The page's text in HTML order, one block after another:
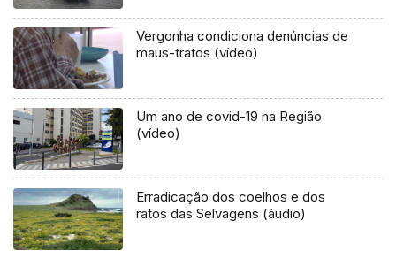
Vergonha condiciona denúncias de
maus-tratos (vídeo)
Um ano de covid-19 na Região
(vídeo)
Erradicação dos coelhos e dos
ratos das Selvagens (áudio)